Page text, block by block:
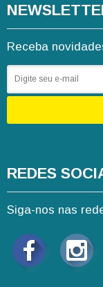
Receba
REDES
Siga-nos nas